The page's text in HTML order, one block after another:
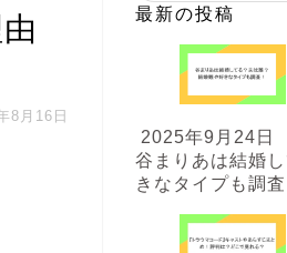
8月16日
最新の投稿
2025年9月24日
谷まりあは結婚
きなタイプも調査